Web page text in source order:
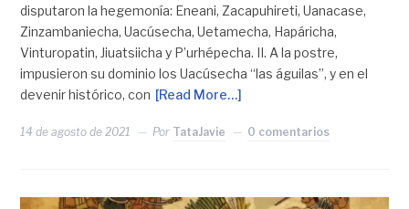
disputaron la hegemonía: Eneani, Zacapuhireti, Uanacase,
Zinzambaniecha, Uacúsecha, Uetamecha, Hapáricha,
Vinturopatin, Jiuatsiicha y P’urhépecha. II. A la postre,
impusieron su dominio los Uacúsecha “las águilas”, y en el
devenir histórico, con [Read More…]
14 de agosto de 2021 Por TataJavie 0 comentarios